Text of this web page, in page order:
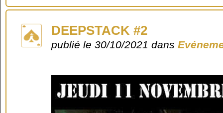
DEEPSTACK #2
publié le 30/10/2021 dans